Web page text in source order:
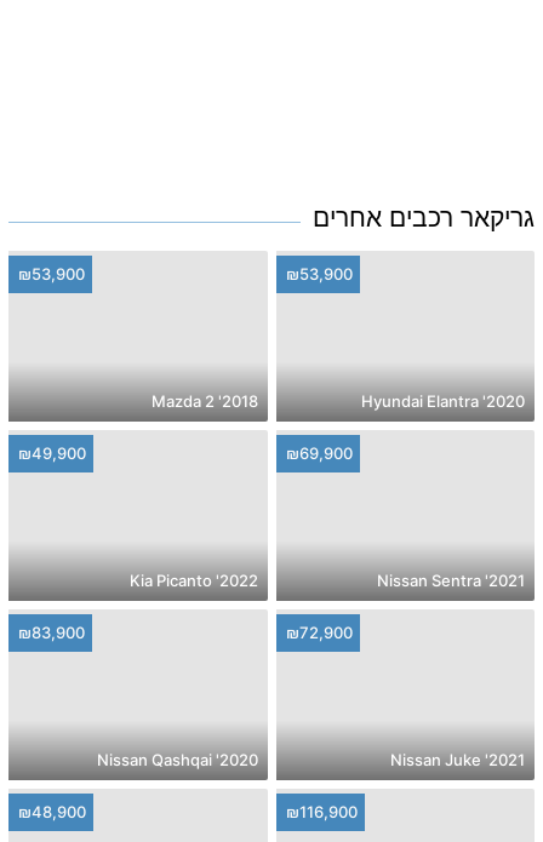
גריקאר רכבים אחרים
₪53,900
2020' Hyundai Elantra
₪53,900
2018' Mazda 2
₪69,900
2021' Nissan Sentra
₪49,900
2022' Kia Picanto
₪72,900
2021' Nissan Juke
₪83,900
2020' Nissan Qashqai
₪116,900
₪48,900